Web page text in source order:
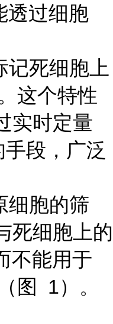
过细胞
记死细胞上
这个特性
实时定量
段，广泛
细胞的筛
死细胞上的
不能用于
图 1）。